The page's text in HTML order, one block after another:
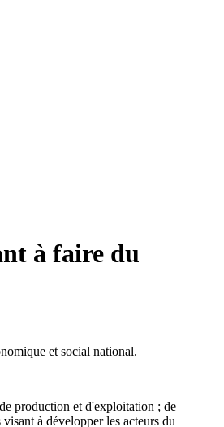
à faire du
et social national.
production et d'exploitation ; de
à développer les acteurs du